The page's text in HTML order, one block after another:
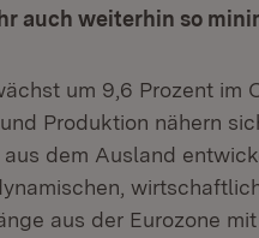
auch weiterhin so
um 9,6 Prozent im
Produktion nähern
dem Ausland
aus der Eurozone